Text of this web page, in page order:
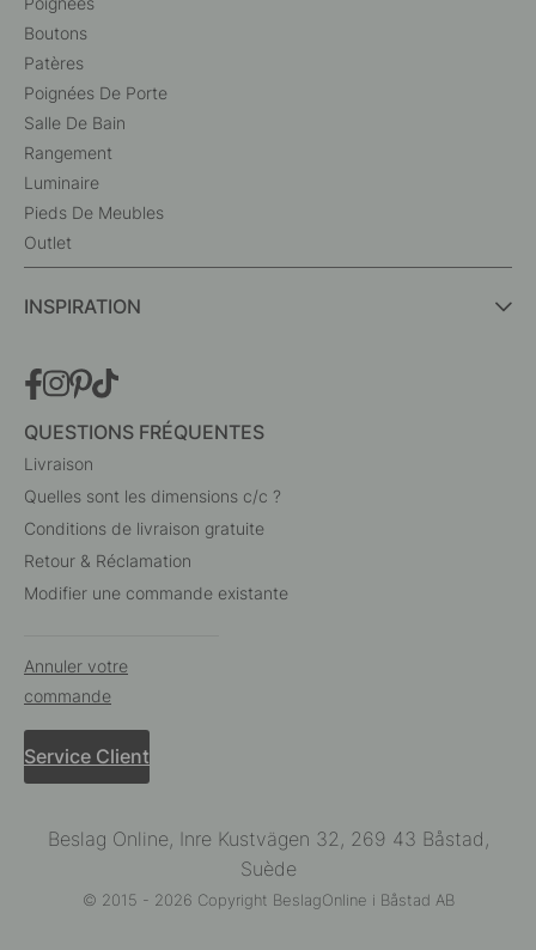
Boutons
Patères
Poignées De Porte
Salle De Bain
Rangement
Luminaire
Pieds De Meubles
Outlet
INSPIRATION
QUESTIONS FRÉQUENTES
Livraison
Quelles sont les dimensions c/c ?
Conditions de livraison gratuite
Retour & Réclamation
Modifier une commande existante
Annuler votre
commande
Service Client
Beslag Online, Inre Kustvägen 32, 269 43 Båstad,
Suède
© 2015 - 2026 Copyright BeslagOnline i Båstad AB